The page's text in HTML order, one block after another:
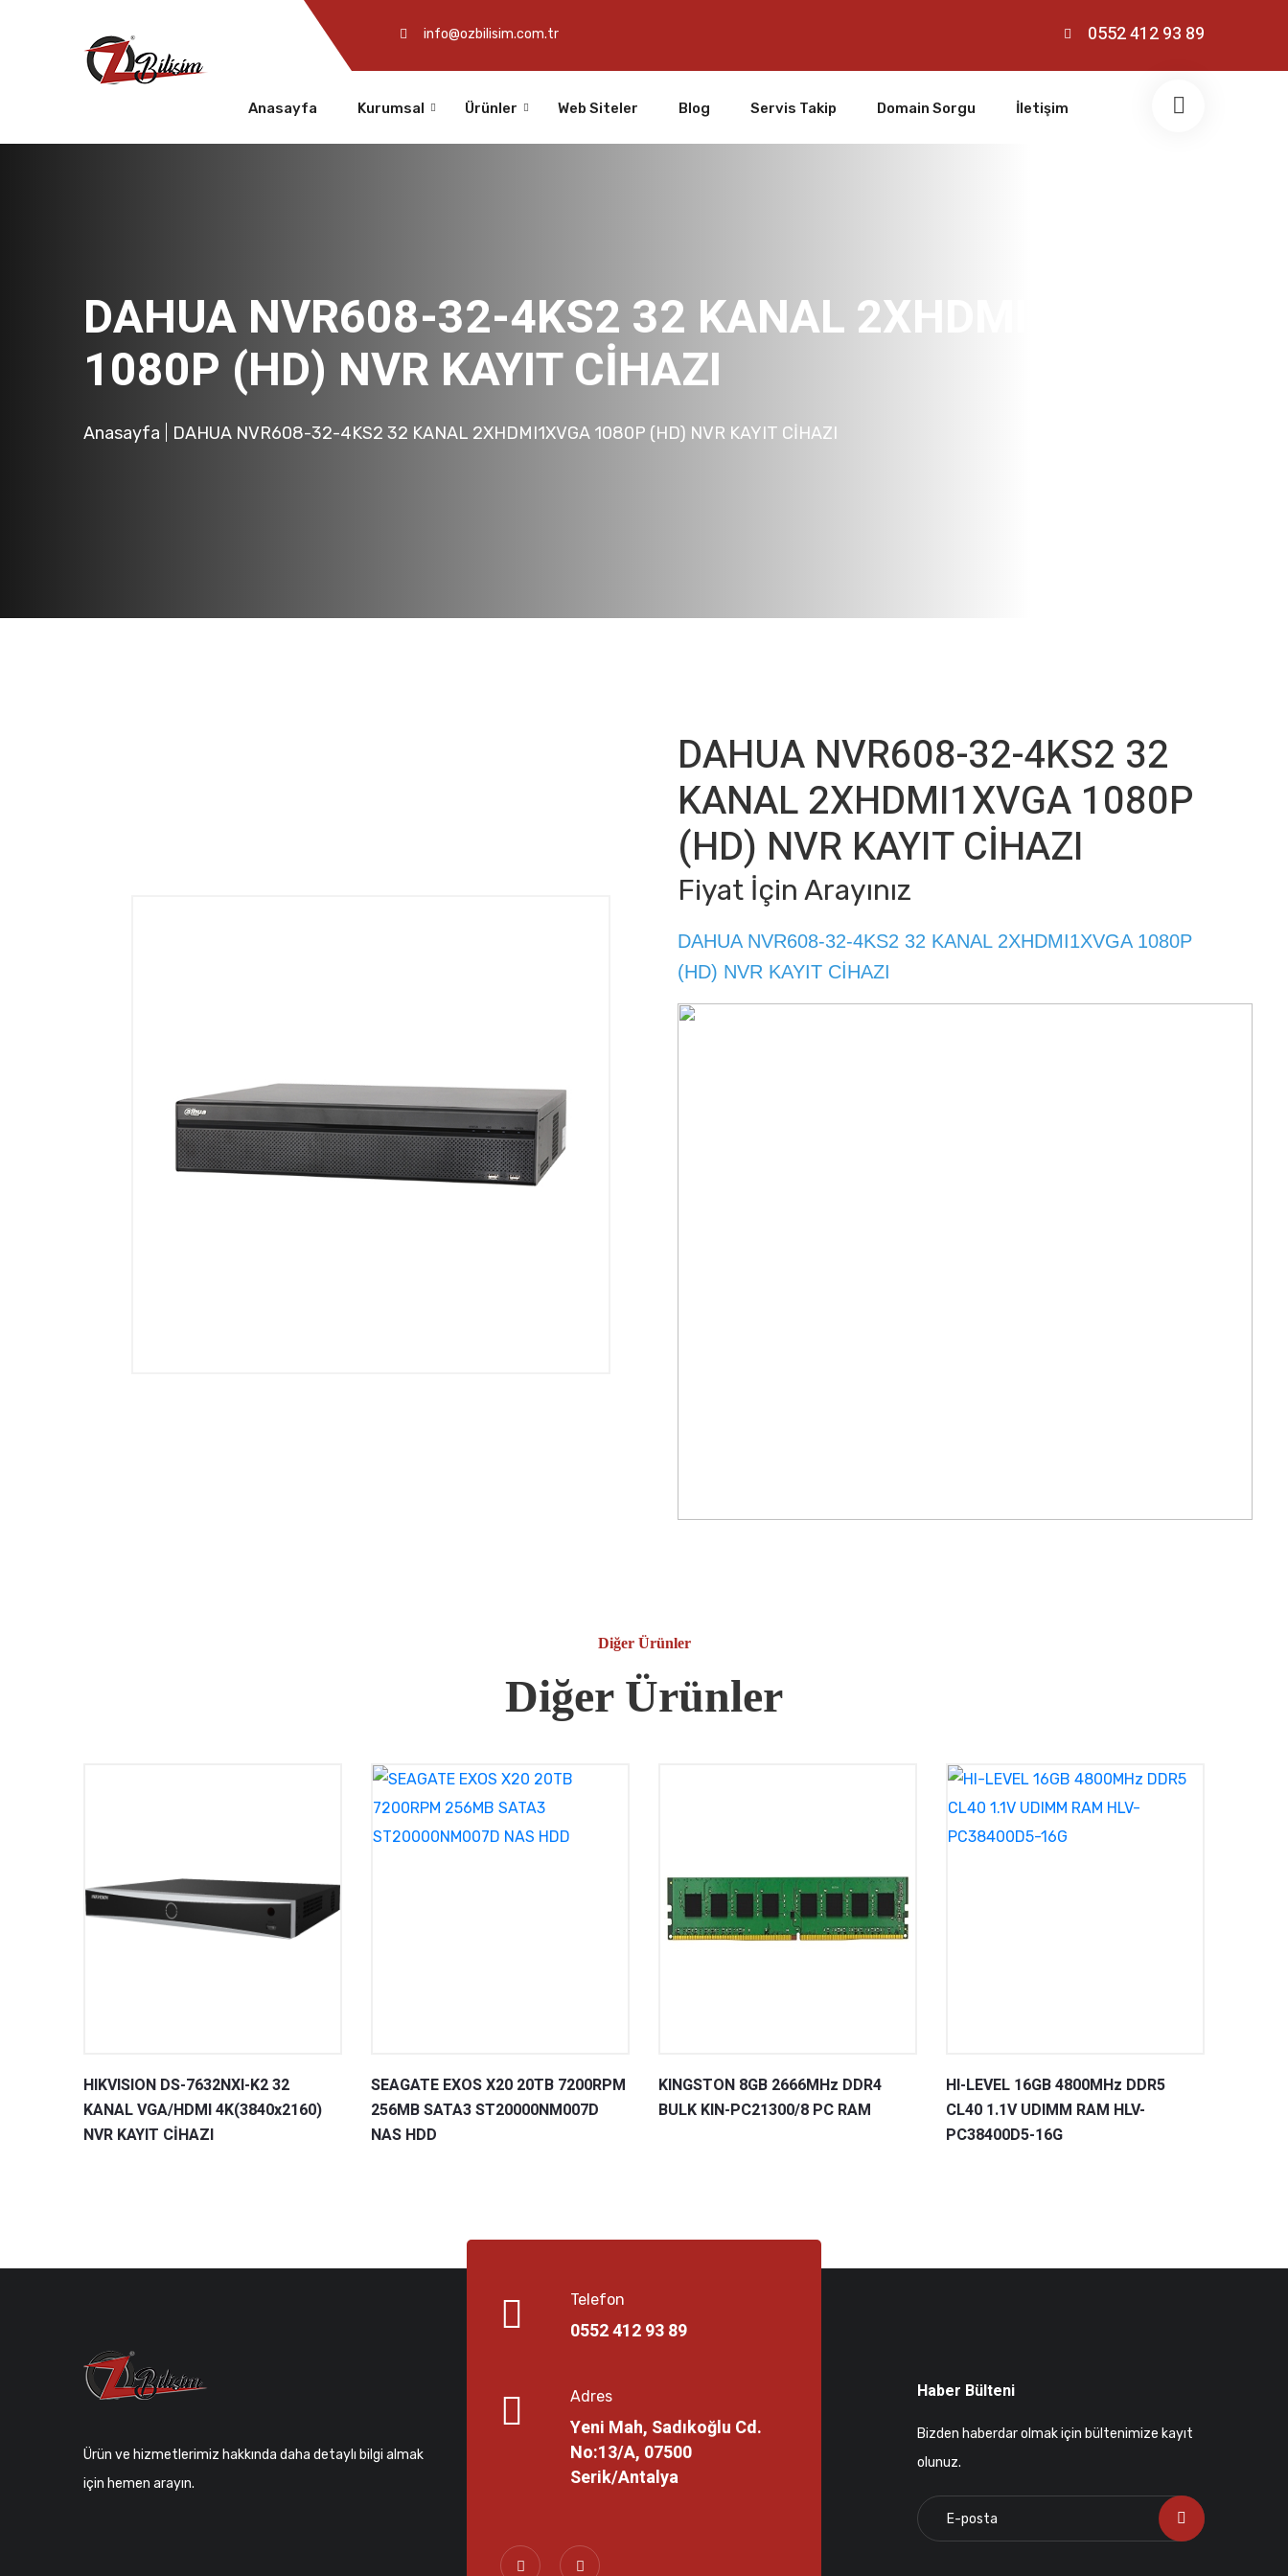
info@ozbilisim.com.tr 0552 412 93 89
Anasayfa Kurumsal Ürünler Web Siteler Blog Servis Takip Domain Sorgu İletişim
DAHUA NVR608-32-4KS2 32 KANAL 2XHDMI1XVGA
1080P (HD) NVR KAYIT CİHAZI
Anasayfa DAHUA NVR608-32-4KS2 32 KANAL 2XHDMI1XVGA 1080P (HD) NVR KAYIT CİHAZI
DAHUA NVR608-32-4KS2 32
KANAL 2XHDMI1XVGA 1080P
(HD) NVR KAYIT CİHAZI
Fiyat İçin Arayınız
DAHUA NVR608-32-4KS2 32 KANAL 2XHDMI1XVGA 1080P
(HD) NVR KAYIT CİHAZI
Diğer Ürünler
Diğer Ürünler
HIKVISION DS-7632NXI-K2 32
KANAL VGA/HDMI 4K(3840x2160)
NVR KAYIT CİHAZI
SEAGATE EXOS X20 20TB 7200RPM
256MB SATA3 ST20000NM007D
NAS HDD
KINGSTON 8GB 2666MHz DDR4
BULK KIN-PC21300/8 PC RAM
HI-LEVEL 16GB 4800MHz DDR5
CL40 1.1V UDIMM RAM HLV-
PC38400D5-16G
Ürün ve hizmetlerimiz hakkında daha detaylı bilgi almak
için hemen arayın.
Telefon
0552 412 93 89
Adres
Yeni Mah, Sadıkoğlu Cd.
No:13/A, 07500
Serik/Antalya
Haber Bülteni
Bizden haberdar olmak için bültenimize kayıt
olunuz.